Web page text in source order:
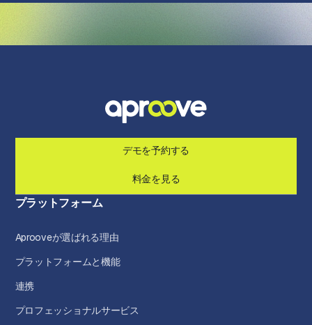
デモを予約する
料金を見る
プラットフォーム
Aprooveが選ばれる理由
プラットフォームと機能
連携
プロフェッショナルサービス